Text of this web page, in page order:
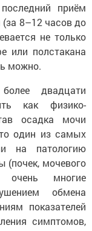
приём
8–12 часов до
не только
или полстакана
можно.
двадцати
как физико-
осадка мочи
один из самых
на патологию
(почек, мочевого
очень многие
обмена
показателей
симптомов,